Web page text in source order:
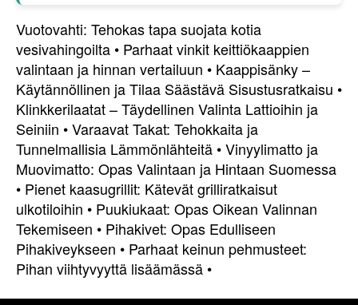
Vuotovahti: Tehokas tapa suojata kotia
vesivahingoilta • Parhaat vinkit keittiökaappien
valintaan ja hinnan vertailuun • Kaappisänky –
Käytännöllinen ja Tilaa Säästävä Sisustusratkaisu •
Klinkkerilaatat – Täydellinen Valinta Lattioihin ja
Seiniin •Varaavat Takat: Tehokkaita ja
Tunnelmallisia Lämmönlähteitä •Vinyylimatto ja
Muovimatto: Opas Valintaan ja Hintaan Suomessa
• Pienet kaasugrillit: Kätevät grilliratkaisut
ulkotiloihin • Puukiukaat: Opas Oikean Valinnan
Tekemiseen • Pihakivet: Opas Edulliseen
Pihakiveykseen • Parhaat keinun pehmusteet:
Pihan viihtyvyyttä lisäämässä •